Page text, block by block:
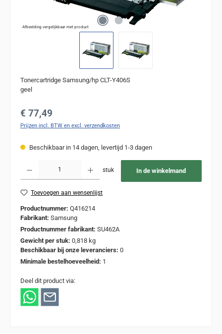
Afbeelding vergelijkbaar met product
Tonercartridge Samsung/hp CLT-Y406S
geel
Normale prijs:
€ 77,49
Prijzen incl. BTW en excl. verzendkosten
Beschikbaar in 14 dagen, levertijd 1-3 dagen
stuk In de winkelmand
Toevoegen aan wensenlijst
Productnummer: Q416214
Fabrikant: Samsung
Productnummer fabrikant: SU462A
Gewicht per stuk: 0,818 kg
Beschikbaar bij onze leveranciers: 0
Minimale bestelhoeveelheid: 1
Deel dit product via: